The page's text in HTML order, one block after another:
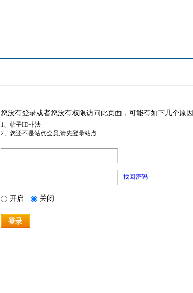
您没有登录或者您没有权限访问此页面，可能有如下几个原因
1、帖子ID非法
2、您还不是站点会员,请先登录站点
找回密码
开启 关闭
登录